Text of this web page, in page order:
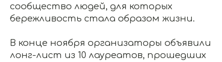
сообщество людей, для которых
бережливость стала образом жизни.
В конце ноября организаторы объявили
лонг-лист из 10 лауреатов, прошедших